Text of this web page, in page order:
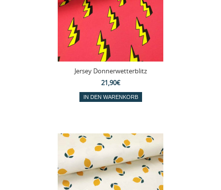
Jersey Donnerwetterblitz
21,90€